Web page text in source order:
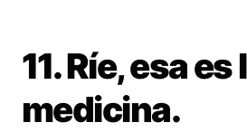
11. Ríe, esa
medicina.